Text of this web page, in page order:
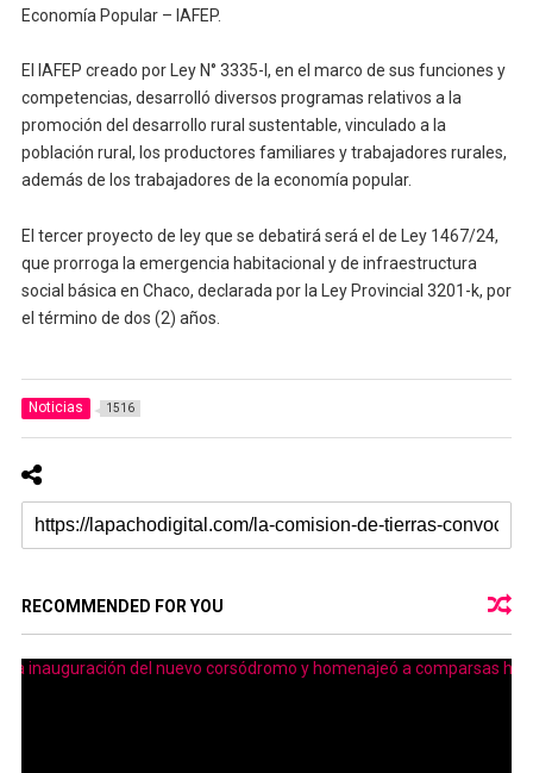
Economía Popular – IAFEP.
El IAFEP creado por Ley N° 3335-I, en el marco de sus funciones y
competencias, desarrolló diversos programas relativos a la
promoción del desarrollo rural sustentable, vinculado a la
población rural, los productores familiares y trabajadores rurales,
además de los trabajadores de la economía popular.
El tercer proyecto de ley que se debatirá será el de Ley 1467/24,
que prorroga la emergencia habitacional y de infraestructura
social básica en Chaco, declarada por la Ley Provincial 3201-k, por
el término de dos (2) años.
Noticias 1516
RECOMMENDED FOR YOU